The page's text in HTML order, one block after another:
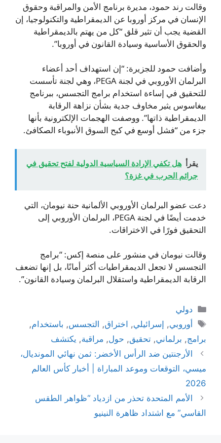
وقالت رند حمود، مديرة برنامج الأمن والمراقبة وحقوق
الإنسان في مركز أوروبا عن الديمقراطية والتكنولوجيا، إن
القضية يجب أن تثير قلق “كل من يهتم بالديمقراطية
والحقوق الأساسية وسيادة القانون في أوروبا”.
وأضافت حمود للجزيرة: “إن استهداف أحد أعضاء
البرلمان الأوروبي في لجنة PEGA، وهي لجنة تأسست
للتحقيق في إساءة استخدام برامج التجسس، ببرنامج
بيغاسوس يثير مخاوف جدية بشأن نزاهة الرقابة
الديمقراطية ذاتها”. ووصفت الهجمات الإلكترونية بأنها
جزء من “فشل أوسع في كبح السوق الأنبوباء الصكافئ.
يقرأ هل تكفي الإرادة السياسية الدولية لفتح تحقيق في
جرائم الحرب في غزة؟
دعت عضو البرلمان الأوروبي الألمانية حنة نيومان، التي
خدمت أيضًا في لجنة PEGA، البرلمان الأوروبي إلى
التحقيق فورًا في الاختراقات.
وقالت نيومان في منشور على منصة إكس: “برامج
التجسس لا تجعل الديمقراطيات أكثر أمانًا، بل إنها تضعف
الرقابة الديمقراطية واستقلال البرلمان وسيادة القانون”.
التصنيفات
دولي
الوسوم
أوروبي, إسرائيلي, اختراق, التجسس, باستخدام,
برامج, برلماني, تحقيق, حول, مراقبة, يكتشف
الأرجنتين ضد الرأس الأخضر: ثمن نهائي المونديال،
ميسي، التوقعات وموعد المباراة | أخبار كأس العالم
2026
الأمم المتحدة تحذر من ازدياد “ظواهر الطقس
القاسي” مع اشتداد ظاهرة النينيو